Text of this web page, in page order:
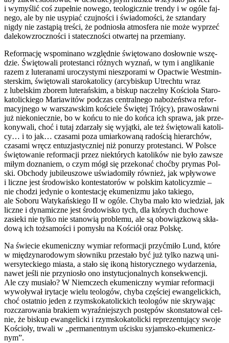
i wymy­ślić coś zupeł­nie nowe­go, teo­lo­gicz­nie tren­dy i w ogó­le faj­
ne­go, ale by nie usy­piać czuj­no­ści i świa­do­mo­ści, że sztan­da­ry
nigdy nie zastą­pią tre­ści, że pod­nio­sła atmos­fe­ra nie może wyprzeć
dale­ko­wzrocz­no­ści i sta­tecz­no­ści otwar­tej na prze­mia­ny.
Refor­ma­cję wspo­mi­na­no względ­nie świę­to­wa­no dosłow­nie wszę­
dzie. Świę­to­wa­li pro­te­stan­ci róż­nych wyznań, w tym i angli­ka­nie
razem z lute­ra­na­mi uro­czy­sty­mi nie­szpo­ra­mi w Opac­twie West­min­
ster­skim, świę­to­wa­li sta­ro­ka­to­li­cy (arcy­bi­skup Utrech­tu wraz
z lubel­skim zbo­rem lute­rań­skim, a biskup naczel­ny Kościo­ła Sta­ro­
ka­to­lic­kie­go Maria­wi­tów pod­czas cen­tral­ne­go nabo­żeń­stwa refor­
ma­cyj­ne­go w war­szaw­skim koście­le Świę­tej Trój­cy), pra­wo­sław­ni
już nie­ko­niecz­nie, bo w koń­cu to nie do koń­ca ich spra­wa, jak prze­
ko­ny­wa­li, choć i tutaj zda­rza­ły się wyjąt­ki, ale też świę­to­wa­li kato­li­
cy… i to jak… cza­sa­mi poza umiar­ko­wa­ną rado­ścią hie­rar­chów,
cza­sa­mi wręcz entu­zja­stycz­niej niż ponu­rzy pro­te­stan­ci. W Pol­sce
świę­to­wa­nie refor­ma­cji przez nie­któ­rych kato­li­ków nie było zawsze
miłym dozna­niem, o czym mógł się prze­ko­nać choć­by pry­mas Pol­
ski. Obcho­dy jubi­le­uszo­we uświa­do­mi­ły rów­nież, jak wpły­wo­we
i licz­ne jest śro­do­wi­sko kon­te­sta­to­rów w pol­skim kato­li­cy­zmie –
nie cho­dzi jedy­nie o kon­te­sta­cję eku­me­ni­zmu jako takie­go,
ale Sobo­ru Waty­kań­skie­go II w ogó­le. Chy­ba mało kto wie­dział, jak
licz­ne i dyna­micz­ne jest śro­do­wi­sko tych, dla któ­rych ducho­we
zasie­ki nie tyl­ko nie sta­no­wią pro­ble­mu, ale są obo­wiąz­ko­wą skła­
do­wą ich toż­sa­mo­ści i pomy­słu na Kościół oraz Pol­skę.
Na świe­cie eku­me­nicz­ny wymiar refor­ma­cji przy­ćmi­ło Lund, któ­re
w mię­dzy­na­ro­do­wym słow­ni­ku prze­sta­ło być już tyl­ko nazwą uni­
wer­sy­tec­kie­go mia­sta, a sta­ło się iko­ną histo­rycz­ne­go wyda­rze­nia,
nawet jeśli nie przy­nio­sło ono insty­tu­cjo­nal­nych kon­se­kwen­cji.
Ale czy musia­ło? W Niem­czech eku­me­nicz­ny wymiar refor­ma­cji
wywo­ły­wał iry­ta­cje wie­lu teo­lo­gów, chy­ba czę­ściej ewan­ge­lic­kich,
choć ostat­nio jeden z rzym­sko­ka­to­lic­kich teo­lo­gów nie skry­wa­jąc
roz­cza­ro­wa­nia bra­kiem wyraź­niej­szych postę­pów skon­sta­to­wał cel­
nie, że biskup ewan­ge­lic­ki i rzym­sko­ka­to­lic­ki repre­zen­tu­ją­cy swo­je
Kościo­ły, trwa­li w „per­ma­nent­nym uści­sku syjam­sko-eku­me­nicz­
nym”.